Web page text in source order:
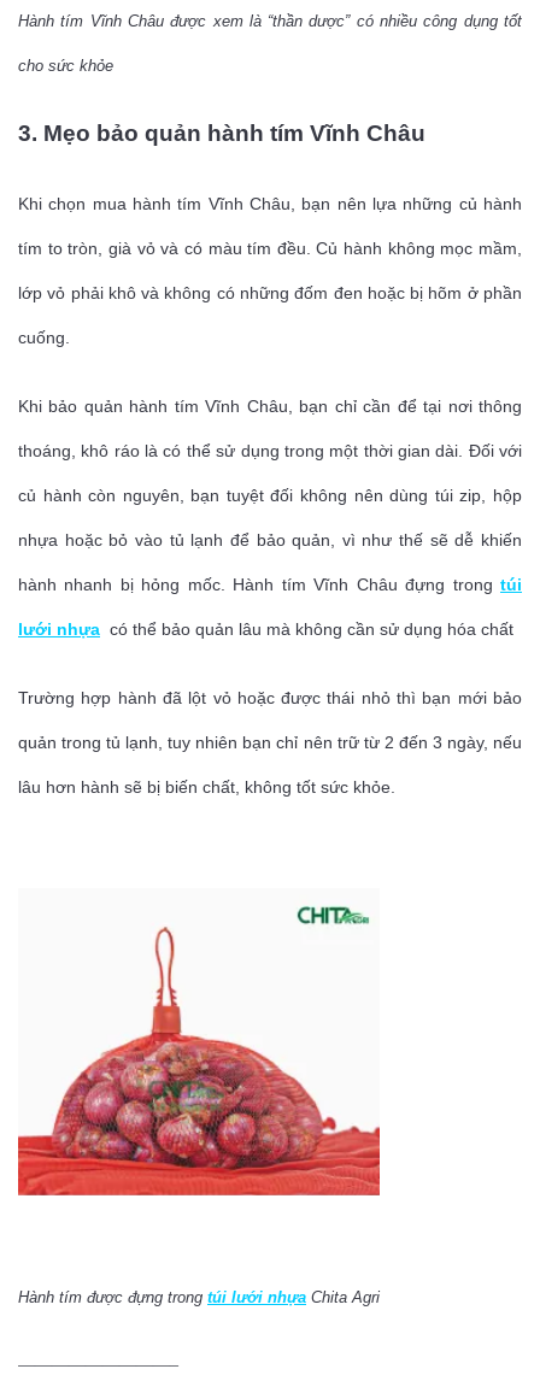
Hành tím Vĩnh Châu được xem là “thần dược” có nhiều công dụng tốt
cho sức khỏe
3. Mẹo bảo quản hành tím Vĩnh Châu
Khi chọn mua hành tím Vĩnh Châu, bạn nên lựa những củ hành
tím to tròn, già vỏ và có màu tím đều. Củ hành không mọc mầm,
lớp vỏ phải khô và không có những đốm đen hoặc bị hõm ở phần
cuống.
Khi bảo quản hành tím Vĩnh Châu, bạn chỉ cần để tại nơi thông
thoáng, khô ráo là có thể sử dụng trong một thời gian dài. Đối với
củ hành còn nguyên, bạn tuyệt đối không nên dùng túi zip, hộp
nhựa hoặc bỏ vào tủ lạnh để bảo quản, vì như thế sẽ dễ khiến
hành nhanh bị hỏng mốc. Hành tím Vĩnh Châu đựng trong túi
lưới nhựa có thể bảo quản lâu mà không cần sử dụng hóa chất
Trường hợp hành đã lột vỏ hoặc được thái nhỏ thì bạn mới bảo
quản trong tủ lạnh, tuy nhiên bạn chỉ nên trữ từ 2 đến 3 ngày, nếu
lâu hơn hành sẽ bị biến chất, không tốt sức khỏe.
Hành tím được đựng trong túi lưới nhựa Chita Agri
—————————–